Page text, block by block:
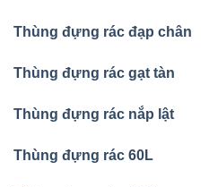
Thùng đựng rác đạp chân
Thùng đựng rác gạt tàn
Thùng đựng rác nắp lật
Thùng đựng rác 60L